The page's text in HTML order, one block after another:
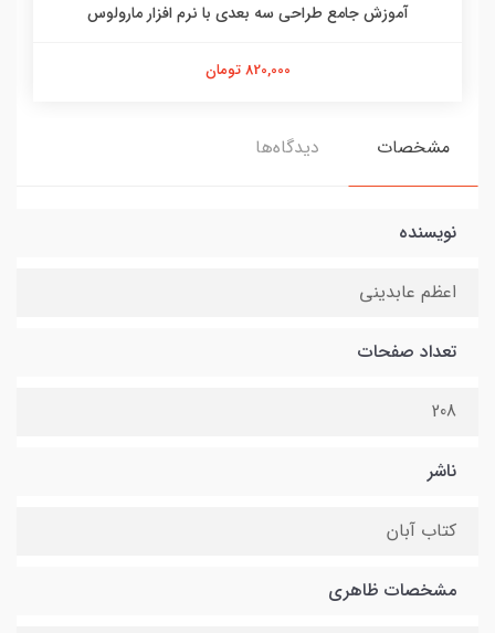
آموزش جامع طراحی سه بعدی با نرم افزار مارولوس
820,000 تومان
مشخصات دیدگاه‌ها
نویسنده
اعظم عابدینی
تعداد صفحات
208
ناشر
کتاب آبان
مشخصات ظاهری